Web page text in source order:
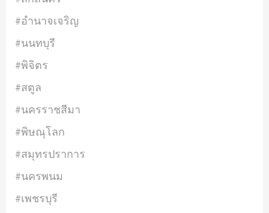
#อำนาจเจริญ
#นนทบุรี
#พิจิตร
#สตูล
#นครราชสีมา
#พิษณุโลก
#สมุทรปราการ
#นครพนม
#เพชรบุรี